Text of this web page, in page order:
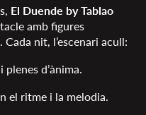
El Duende by Tablao
amb figures
nit, l’escenari acull:
d’ànima.
el ritme i la melodia.